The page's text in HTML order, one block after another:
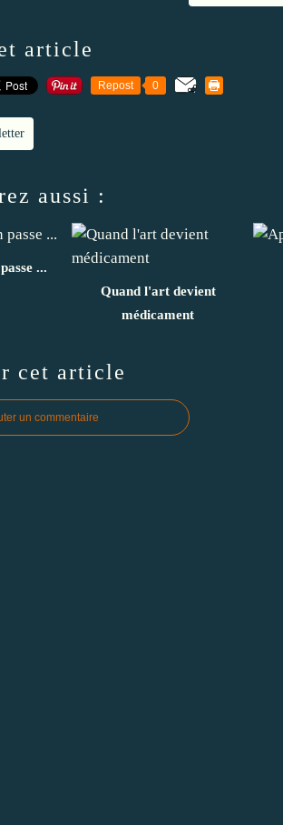
article
Repost 0
aussi :
...
Quand l'art devient
médicament
cet article
un commentaire